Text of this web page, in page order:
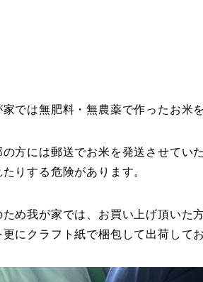
家では無肥料・無農薬で作ったお米
の方には郵送でお米を発送させてい
たりする危険があります。
ため我が家では、お買い上げ頂いた
更にクラフト紙で梱包して出荷して